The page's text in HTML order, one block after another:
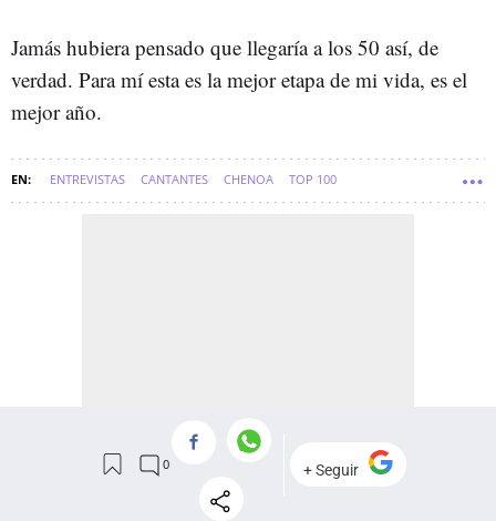
Jamás hubiera pensado que llegaría a los 50 así, de
verdad. Para mí esta es la mejor etapa de mi vida, es el
mejor año.
ENTREVISTAS CANTANTES CHENOA TOP 100